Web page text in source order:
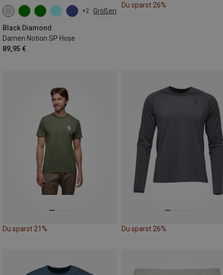
+2 Größen
Black Diamond
Damen Notion SP Hose
89,95 €
XS S M
Du sparst 26%
Du sparst 21% Du sparst 26%